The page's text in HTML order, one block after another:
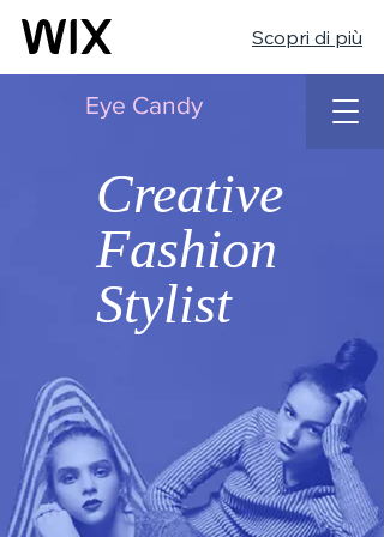
Scopri di più